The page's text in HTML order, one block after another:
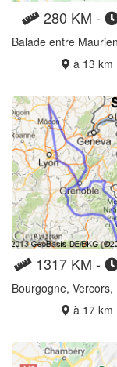
280 KM -
à 13 km
1317 KM -
à 17 km